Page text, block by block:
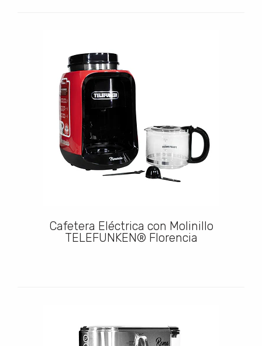
Cafetera Eléctrica con Molinillo
TELEFUNKEN® Florencia